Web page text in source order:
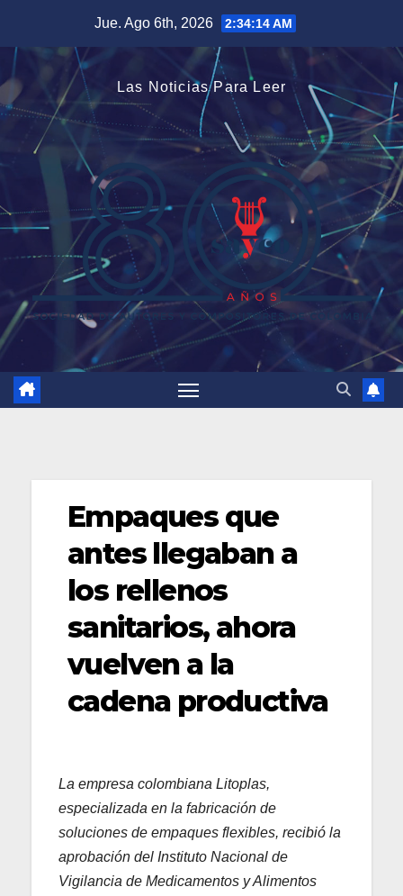
contenido
Jue. Ago 6th, 2026 2:34:15 AM
Las Noticias Para Leer
Empaques que
antes llegaban a
los rellenos
sanitarios, ahora
vuelven a la
cadena productiva
La empresa colombiana Litoplas,
especializada en la fabricación de
soluciones de empaques flexibles, recibió la
aprobación del Instituto Nacional de
Vigilancia de Medicamentos y Alimentos